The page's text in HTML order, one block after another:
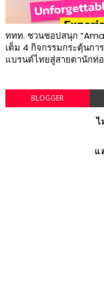
ททท. ชวนชอปสนุก
เต็ม 4 กิจกรรมกระตุ้นกา
แบรนด์ไทยสู่สายตานักท่อ
BLOGGER
ไ
แ